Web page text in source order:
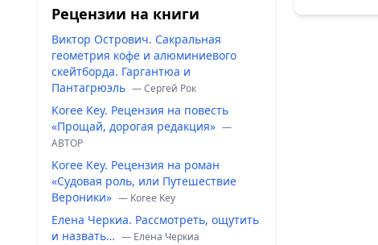
Рецензии на книги
Виктор Острович. Сакральная
геометрия кофе и алюминиевого
скейтборда. Гаргантюа и
Пантагрюэль — Сергей Рок
Koree Key. Рецензия на повесть
«Прощай, дорогая редакция» —
ABTOP
Koree Key. Рецензия на роман
«Судовая роль, или Путешествие
Вероники» — Koree Key
Елена Черкиа. Рассмотреть, ощутить
и назвать… — Елена Черкиа